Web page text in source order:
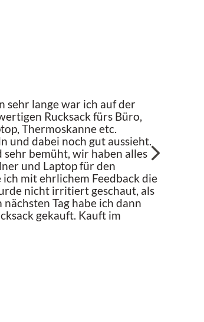
sehr lange war ich auf der
Rucksack fürs Büro,
Thermoskanne etc.
und dabei noch gut aussieht.
bemüht, wir haben alles
und Laptop für den
mit ehrlichem Feedback die
nicht irritiert geschaut, als
Tag habe ich dann
gekauft. Kauft im